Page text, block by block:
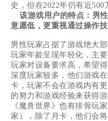
史，但在2022年仍有近500
该游戏用户的特点：男
意愿低，更重视通过操作
男性玩家占据了游戏绝大部
玩家年龄呈现年轻化，主要
玩家对设备要求高，希望得
深度玩家较多，他们游戏
卡，玩家不会在游戏内有
的努力和游戏经验来获得
《魔兽世界》也有排骨玩
家），除了月卡，他们会